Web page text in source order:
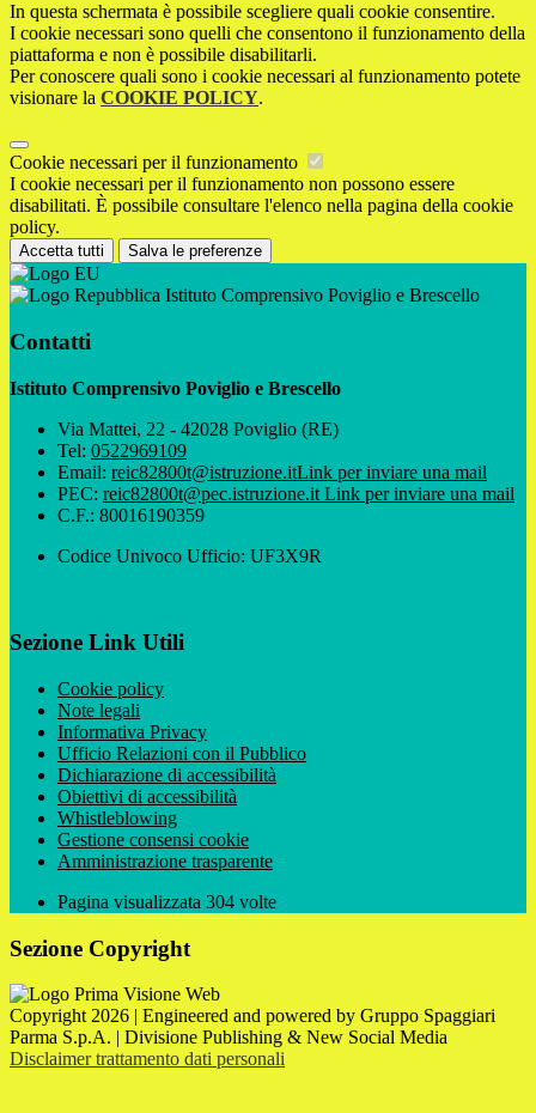
In questa schermata è possibile scegliere quali cookie consentire.
I cookie necessari sono quelli che consentono il funzionamento della
piattaforma e non è possibile disabilitarli.
Per conoscere quali sono i cookie necessari al funzionamento potete
visionare la COOKIE POLICY.
Cookie necessari per il funzionamento
I cookie necessari per il funzionamento non possono essere
disabilitati. È possibile consultare l'elenco nella pagina della cookie
policy.
Accetta tutti Salva le preferenze
Istituto Comprensivo Poviglio e Brescello
Contatti
Istituto Comprensivo Poviglio e Brescello
Via Mattei, 22 - 42028 Poviglio (RE)
Tel: 0522969109
Email: reic82800t@istruzione.itLink per inviare una mail
PEC: reic82800t@pec.istruzione.it Link per inviare una mail
C.F.: 80016190359
Codice Univoco Ufficio: UF3X9R
Sezione Link Utili
Cookie policy
Note legali
Informativa Privacy
Ufficio Relazioni con il Pubblico
Dichiarazione di accessibilità
Obiettivi di accessibilità
Whistleblowing
Gestione consensi cookie
Amministrazione trasparente
Pagina visualizzata 304 volte
Sezione Copyright
Copyright 2026 | Engineered and powered by Gruppo Spaggiari
Parma S.p.A. | Divisione Publishing & New Social Media
Disclaimer trattamento dati personali